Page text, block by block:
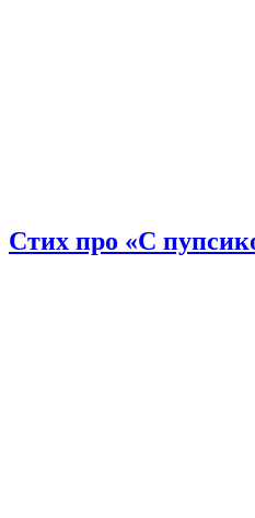
Стих про «С